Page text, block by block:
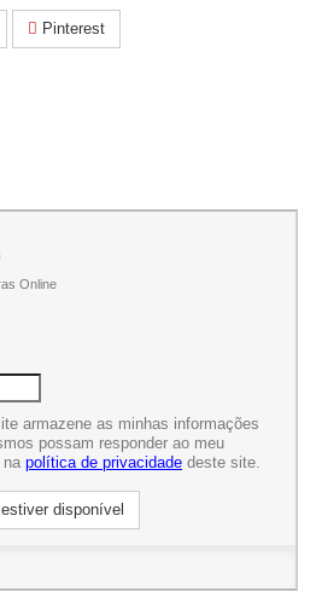
Pinterest
Online
armazene as minhas informações
possam responder ao meu
na política de privacidade deste site.
disponível